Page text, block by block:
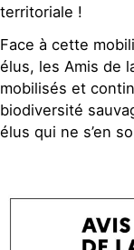
territoriale !
Face à cette
élus, les Amis de
mobilisés et
biodiversité
élus qui ne s’en